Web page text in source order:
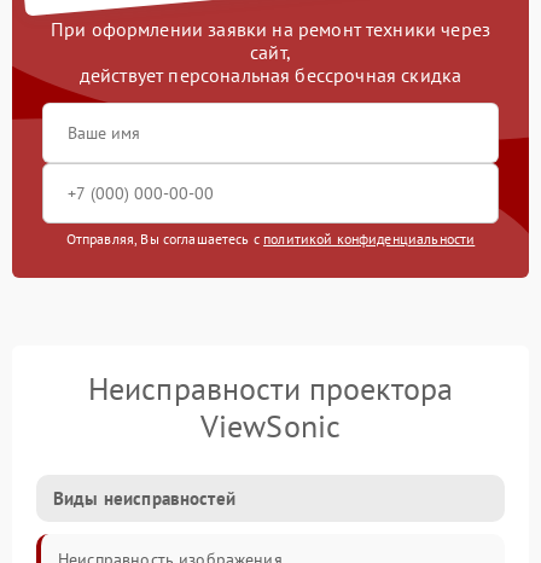
При оформлении заявки на ремонт техники через
сайт,
действует персональная бессрочная скидка
Отправляя, Вы соглашаетесь с политикой конфиденциальности
Неисправности проектора
ViewSonic
Виды неисправностей